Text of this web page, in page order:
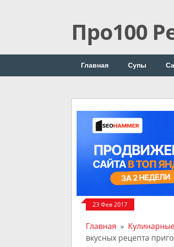
Про100
Главная Супы
23 Фев 2017
Главная »
вкусных рецепта